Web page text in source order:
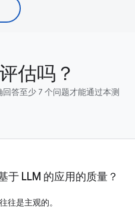
估吗？
答至少 7 个问题才能通过本测
于 LLM 的应用的质量？
往是主观的。